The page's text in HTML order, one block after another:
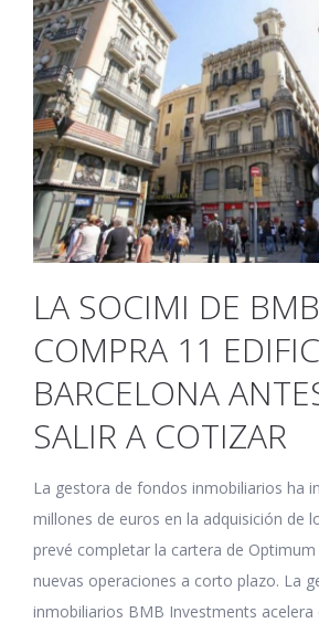
LA SOCIMI DE BMB
COMPRA 11
BARCELONA
SALIR A COTIZAR
La gestora de fondos inmobiliarios ha
millones de euros en la adquisición de
prevé completar la cartera de Optimum
nuevas operaciones a corto plazo. La
inmobiliarios BMB Investments acelera